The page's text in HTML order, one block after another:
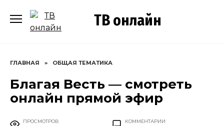
содержанию
ТВ онлайн
ГЛАВНАЯ » ОБЩАЯ ТЕМАТИКА
Благая Весть — смотреть
онлайн прямой эфир
ПРОСМОТРОВ КОММЕНТАРИИ